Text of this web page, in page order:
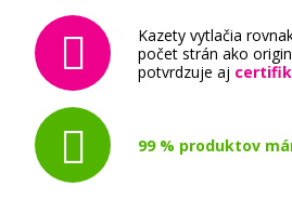
Kazety vytlačia
počet strán ako
potvrdzuje aj
99 % produktov